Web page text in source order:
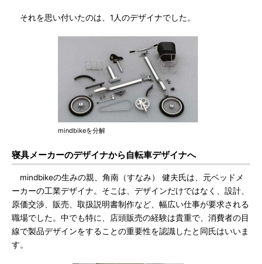
それを思い付いたのは、1人のデザイナでした。
mindbikeを分解
寝具メーカーのデザイナから自転車デザイナへ
mindbikeの生みの親、角南（すなみ） 健夫氏は、元ベッドメ
ーカーの工業デザイナ。そこは、デザインだけではなく、設計、
原価交渉、販売、取扱説明書制作など、幅広い仕事が要求される
職場でした。中でも特に、店頭販売の経験は貴重で、消費者の目
線で製品デザインをすることの重要性を認識したと同氏はいいま
す。